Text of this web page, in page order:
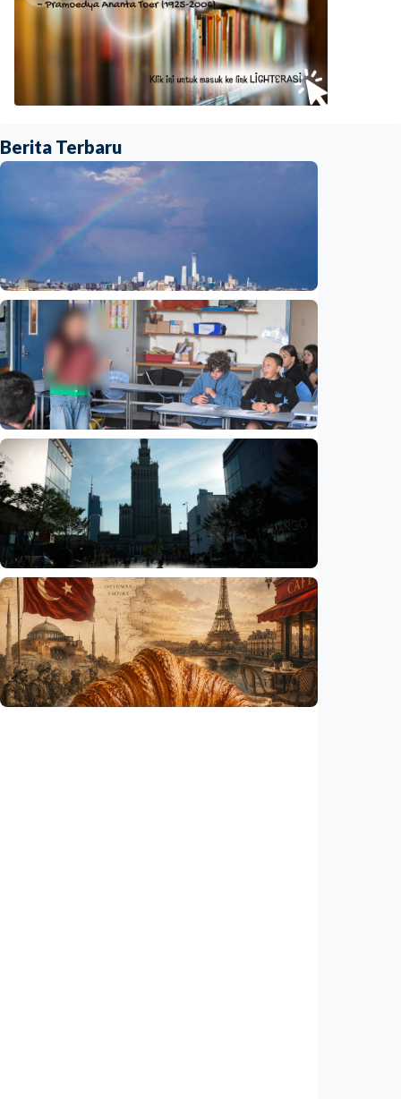
Berita Terbaru
Humaniora
Beijing jadi ibu kota arsitektur dunia
UNESCO-UIA 2029. Apa alasannya?
Indonesia•06 Aug 2026
Humaniora
Sekolah di Selandia Baru tambah mata
pelajaran berbasis industri, dari AI hingga
pariwisata
Indonesia •06 Aug 2026
Humaniora
Gelombang panas bisa memicu kecemasan
hingga depresi pada anak, ini temuan
peneliti
Indonesia•06 Aug 2026